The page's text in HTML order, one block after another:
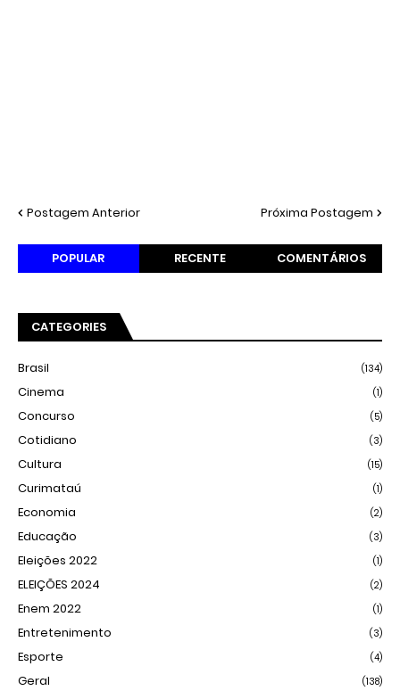
Postagem Anterior Próxima Postagem
POPULAR RECENTE COMENTÁRIOS
CATEGORIES
Brasil (134)
Cinema (1)
Concurso (5)
Cotidiano (3)
Cultura (15)
Curimataú (1)
Economia (2)
Educação (3)
Eleições 2022 (1)
ELEIÇÕES 2024 (2)
Enem 2022 (1)
Entretenimento (3)
Esporte (4)
Geral (138)